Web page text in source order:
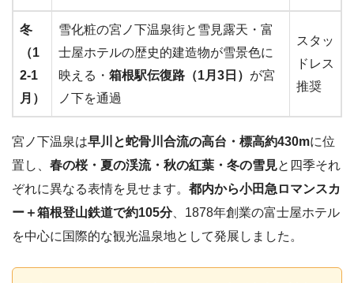
冬
（1
2-1
月）
雪化粧の宮ノ下温泉街と雪見露天・富
士屋ホテルの歴史的建造物が雪景色に
映える・ 箱根駅伝復路（1月3日） が宮
ノ下を通過
スタッ
ドレス
推奨
宮ノ下温泉は早川と蛇骨川合流の高台・標高約430mに位
置し、 春の桜・夏の渓流・秋の紅葉・冬の雪見と四季それ
ぞれに異なる表情を見せます。 都内から小田急ロマンスカ
ー＋箱根登山鉄道で約105分、1878年創業の富士屋ホテル
を中心に国際的な観光温泉地として発展しました。